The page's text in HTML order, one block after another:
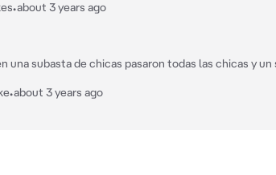
debes ser mi nueva vecina un gusto conocerte ¡eres
•about 3 years ago
una subasta de chicas pasaron todas las chicas y un
te saca de tus pensamientos cuando el señor te
•about 3 years ago